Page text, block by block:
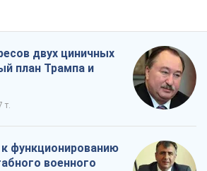
двух циничных
план Трампа и
т.
функционированию
военного